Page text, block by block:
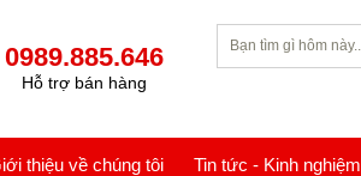
0989.885.646
Hỗ trợ bán hàng
thiệu về chúng tôi Tin tức - Kinh nghiệm